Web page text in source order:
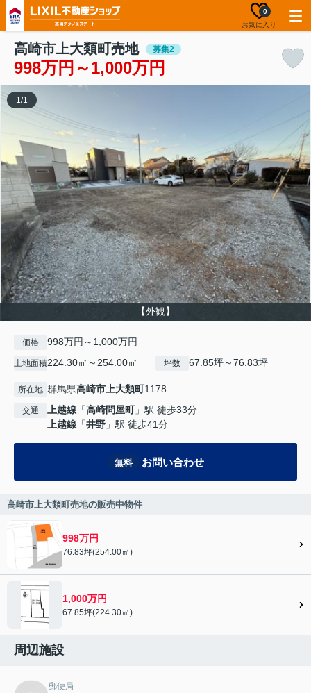
お気に入り
0
高崎市上大類町売地 募集2
998万円～1,000万円
【外観】
1/1
価格 998万円～1,000万円
土地面積224.30㎡～254.00㎡ 坪数 67.85坪～76.83坪
所在地 群馬県高崎市上大類町1178
交通 上越線 「高崎問屋町」駅 徒歩33分
上越線 「井野 」駅 徒歩41分
無料 お問い合わせ
高崎市上大類町売地の販売中物件
998万円
76.83坪(254.00㎡)
1,000万円
67.85坪(224.30㎡)
周辺施設
郵便局